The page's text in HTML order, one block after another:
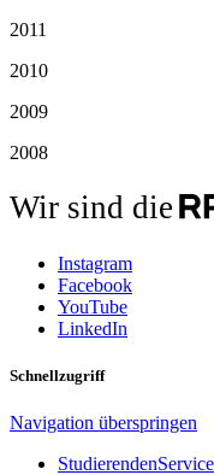
2011
2010
2009
2008
Wir sind die
Instagram
Facebook
YouTube
LinkedIn
Schnellzugriff
Navigation überspringen